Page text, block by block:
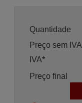
Quantidade
Preço sem IVA
IVA*
Preço final